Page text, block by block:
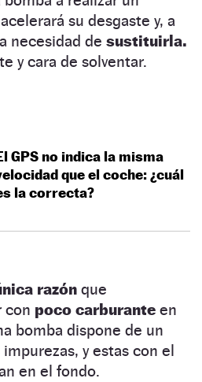
su desgaste y, a
necesidad de sustituirla.
y cara de solventar.
GPS no indica la misma
que el coche: ¿cuál
la correcta?
razón que
con poco carburante en
bomba dispone de un
y estas con el
en el fondo.